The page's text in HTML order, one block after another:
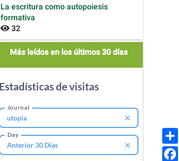
La escritura como autopoiesis
formativa
32
mas_leidos
Más leídos en los últimos 30 días